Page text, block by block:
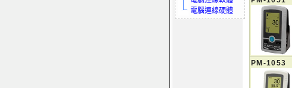
電腦連線硬體
PM-1053